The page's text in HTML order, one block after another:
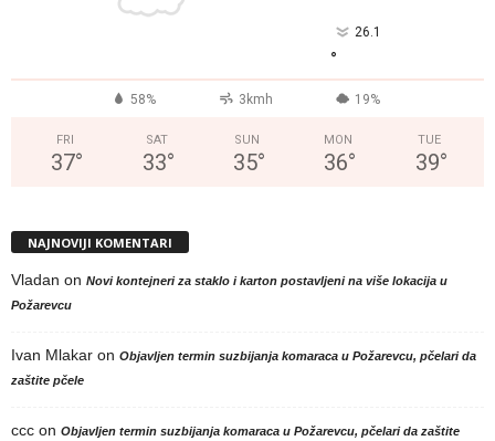
26.1
°
58% 3kmh 19%
FRI
37°
SAT
33°
SUN
35°
MON
36°
TUE
39°
NAJNOVIJI KOMENTARI
Vladan on Novi kontejneri za staklo i karton postavljeni na više lokacija u
Požarevcu
Ivan Mlakar on Objavljen termin suzbijanja komaraca u Požarevcu, pčelari da
zaštite pčele
ccc on Objavljen termin suzbijanja komaraca u Požarevcu, pčelari da zaštite